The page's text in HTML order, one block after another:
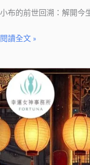
小布的前世回溯：解開今
閱讀全文 »
前
世
今
生
情
糾